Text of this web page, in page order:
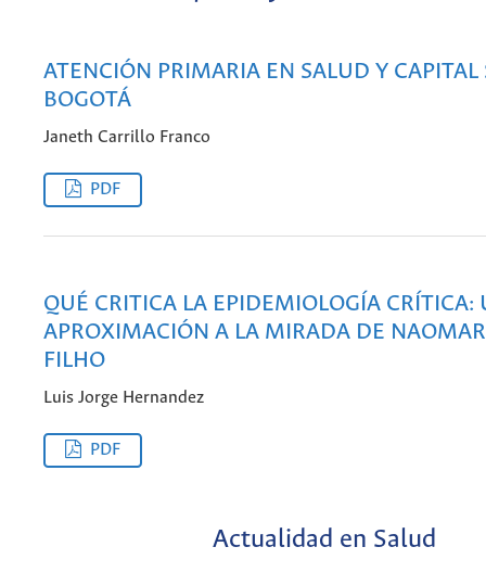
ATENCIÓN PRIMARIA EN SALUD Y CAPITAL
BOGOTÁ
Janeth Carrillo Franco
PDF
QUÉ CRITICA LA EPIDEMIOLOGÍA CRÍTICA:
APROXIMACIÓN A LA MIRADA DE
FILHO
Luis Jorge Hernandez
PDF
Actualidad en Salud